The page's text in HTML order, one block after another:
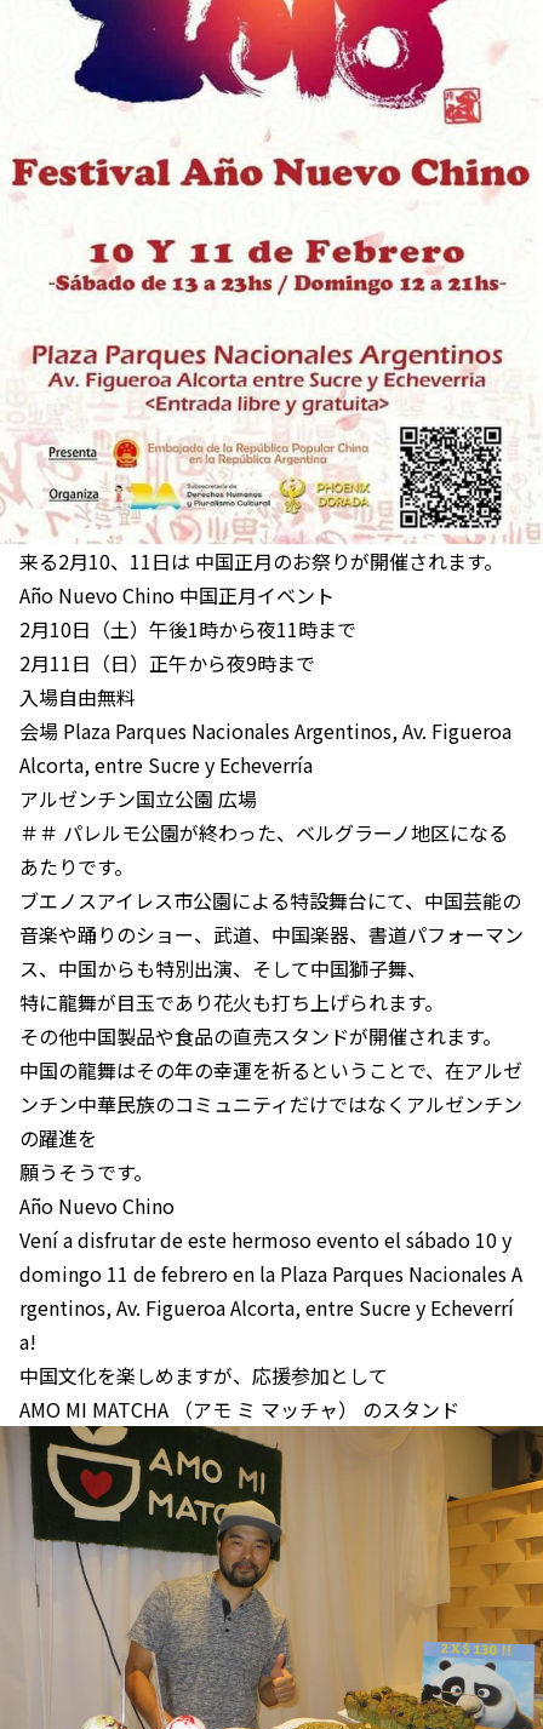
来る2月10、11日は 中国正月のお祭りが開催されます。
Año Nuevo Chino 中国正月イベント
2月10日（土）午後1時から夜11時まで
2月11日（日）正午から夜9時まで
入場自由無料
会場 Plaza Parques Nacionales Argentinos, Av. Figueroa
Alcorta, entre Sucre y Echeverría
アルゼンチン国立公園 広場
＃＃ パレルモ公園が終わった、ベルグラーノ地区になる
あたりです。
ブエノスアイレス市公園による特設舞台にて、中国芸能の
音楽や踊りのショー、武道、中国楽器、書道パフォーマン
ス、中国からも特別出演、そして中国獅子舞、
特に龍舞が目玉であり花火も打ち上げられます。
その他中国製品や食品の直売スタンドが開催されます。
中国の龍舞はその年の幸運を祈るということで、在アルゼ
ンチン中華民族のコミュニティだけではなくアルゼンチン
の躍進を
願うそうです。
Año Nuevo Chino
Vení a disfrutar de este hermoso evento el sábado 10 y
domingo 11 de febrero en la Plaza Parques Nacionales A
rgentinos, Av. Figueroa Alcorta, entre Sucre y Echeverrí
a!
中国文化を楽しめますが、応援参加として
AMO MI MATCHA （アモ ミ マッチャ） のスタンド